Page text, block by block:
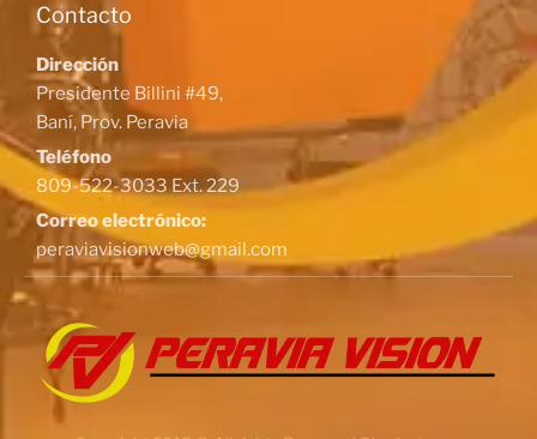
Contacto
Dirección
Presidente Billini #49,
Baní, Prov. Peravia
Teléfono
809-522-3033 Ext. 229
Correo electrónico:
peraviavisionweb@gmail.com